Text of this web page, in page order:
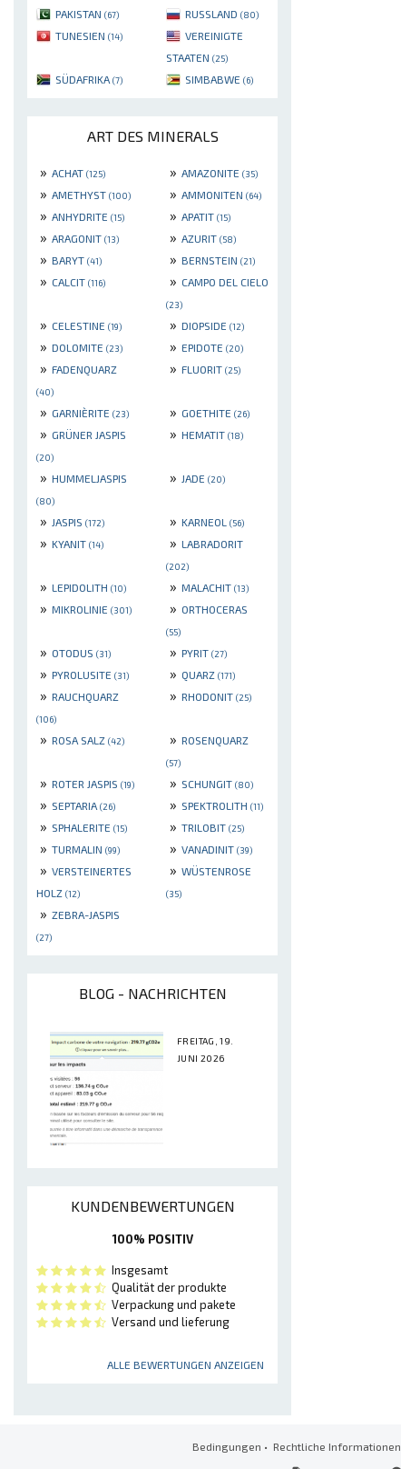
PAKISTAN (67) RUSSLAND (80)
TUNESIEN (14)
VEREINIGTE
STAATEN (25)
SÜDAFRIKA (7) SIMBABWE (6)
ART DES MINERALS
» ACHAT (125) » AMAZONITE (35)
» AMETHYST (100) » AMMONITEN (64)
» ANHYDRITE (15) » APATIT (15)
» ARAGONIT (13) » AZURIT (58)
» BARYT (41) » BERNSTEIN (21)
» CALCIT (116) » CAMPO DEL CIELO
(23)
» CELESTINE (19) » DIOPSIDE (12)
» DOLOMITE (23) » EPIDOTE (20)
» FADENQUARZ
(40)
» FLUORIT (25)
» GARNIÈRITE (23) » GOETHITE (26)
» GRÜNER JASPIS
(20)
» HEMATIT (18)
» HUMMELJASPIS
(80)
» JADE (20)
» JASPIS (172) » KARNEOL (56)
» KYANIT (14) » LABRADORIT
(202)
» LEPIDOLITH (10) » MALACHIT (13)
» MIKROLINIE (301) » ORTHOCERAS
(55)
» OTODUS (31) » PYRIT (27)
» PYROLUSITE (31) » QUARZ (171)
» RAUCHQUARZ
(106)
» RHODONIT (25)
» ROSA SALZ (42) » ROSENQUARZ
(57)
» ROTER JASPIS (19) » SCHUNGIT (80)
» SEPTARIA (26) » SPEKTROLITH (11)
» SPHALERITE (15) » TRILOBIT (25)
» TURMALIN (99) » VANADINIT (39)
» VERSTEINERTES
HOLZ (12)
» WÜSTENROSE
(35)
» ZEBRA-JASPIS
(27)
BLOG - NACHRICHTEN
FREITAG, 19.
JUNI 2026
KUNDENBEWERTUNGEN
100% POSITIV
Insgesamt
Qualität der produkte
Verpackung und pakete
Versand und lieferung
ALLE BEWERTUNGEN ANZEIGEN
Bedingungen • Rechtliche Informationen